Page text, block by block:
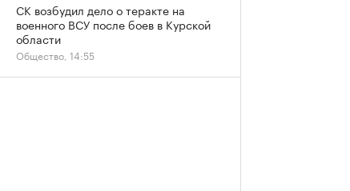
СК возбудил дело о теракте на
военного ВСУ после боев в Курской
области
Общество, 14:55